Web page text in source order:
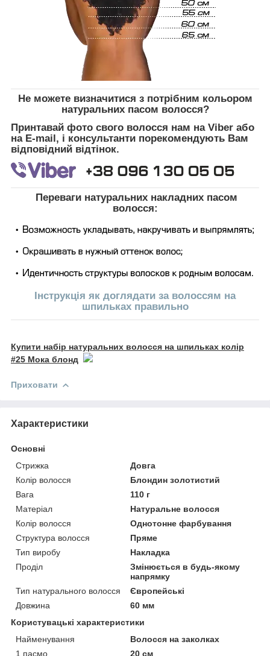
Не можете визначитися з потрібним кольором
натуральних пасом волосся?
Принтавай фото свого волосся нам на Viber або
на E-mail, і консультанти порекомендують Вам
відповідний відтінок.
Переваги натуральних накладних пасом
волосся:
Інструкція як доглядати за волоссям на
шпильках правильно
Купити набір натуральних волосся на шпильках колір
#25 Мока блонд
Приховати
Характеристики
Основні
Стрижка
Довга
Колір волосся
Блондин золотистий
Вага
110 г
Матеріал
Натуральне волосся
Колір волосся
Однотонне фарбування
Структура волосся
Пряме
Тип виробу
Накладка
Проділ
Змінюється в будь-якому
напрямку
Тип натурального волосся
Європейські
Довжина
60 мм
Користувацькі характеристики
Найменування
Волосся на заколках
1 пасмо
20 см